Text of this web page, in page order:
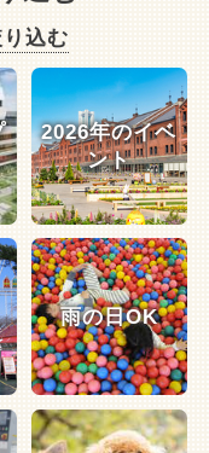
込む
2026年のイベ
ント
雨の日OK